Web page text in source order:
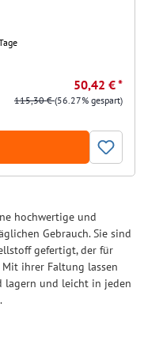
50,42 € *
115,30 €(56.27% gespart)
hochwertige und
Gebrauch. Sie sind
gefertigt, der für
ihrer Faltung lassen
lagern und leicht in jeden